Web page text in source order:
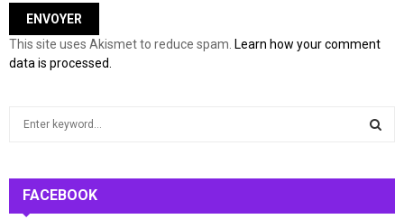
This site uses Akismet to reduce spam. Learn how your comment
data is processed.
h
FACEBOOK